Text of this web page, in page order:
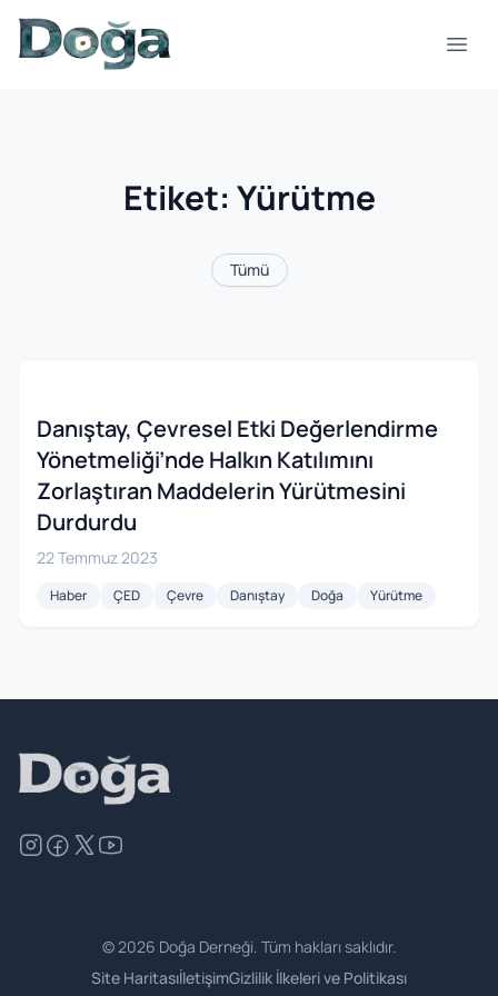
İçeriğe geç
Etiket: Yürütme
Tümü
Danıştay, Çevresel Etki Değerlendirme
Yönetmeliği’nde Halkın Katılımını
Zorlaştıran Maddelerin Yürütmesini
Durdurdu
22 Temmuz 2023
Haber ÇED Çevre Danıştay Doğa Yürütme
©2026 Doğa Derneği. Tüm hakları saklıdır.
Site HaritasıİletişimGizlilik İlkeleri ve Politikası